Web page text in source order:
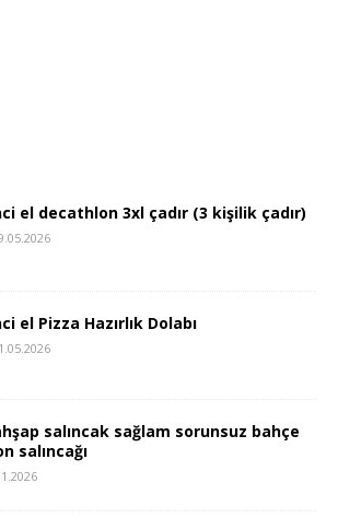
el decathlon 3xl çadır (3 kişilik çadır)
el Pizza Hazırlık Dolabı
salıncak sağlam sorunsuz bahçe
salıncağı